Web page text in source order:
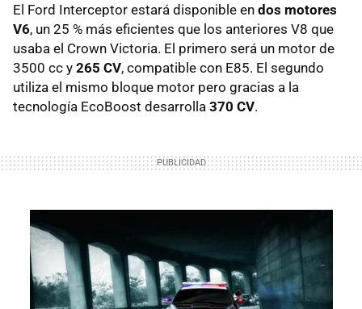
El Ford Interceptor estará disponible en dos motores
V6, un 25 % más eficientes que los anteriores V8 que
usaba el Crown Victoria. El primero será un motor de
3500 cc y 265 CV, compatible con E85. El segundo
utiliza el mismo bloque motor pero gracias a la
tecnología EcoBoost desarrolla 370 CV.